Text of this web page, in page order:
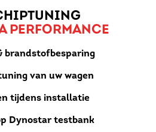
PERFORMANCE
brandstofbesparing
van uw wagen
tijdens installatie
Dynostar testbank